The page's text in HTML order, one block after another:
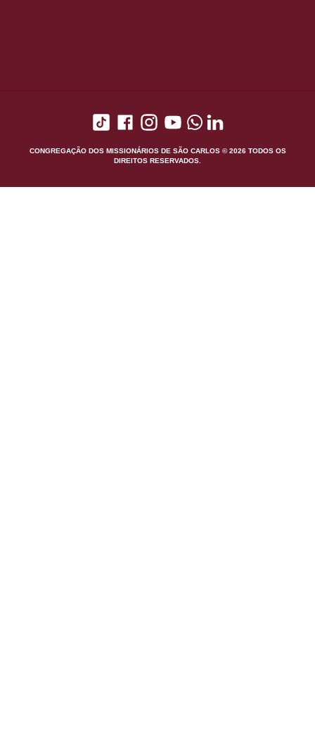
CONGREGAÇÃO DOS MISSIONÁRIOS DE SÃO CARLOS © 2026 TODOS OS
DIREITOS RESERVADOS.